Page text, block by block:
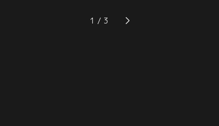
イ好きなイトコのエイリアン、フィ
リックスを呼び寄せる。期待通りも
張本人を捕まえた二人だが、それが
ワラッチと知って大喜び。ワラッチ
1